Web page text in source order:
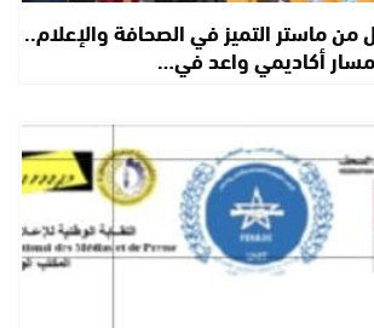
من ماستر التميز في الصحافة والإعلام..
أكاديمي واعد في…